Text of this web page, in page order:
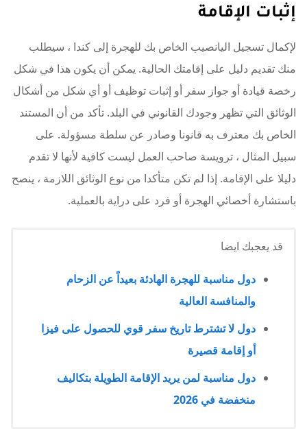
إثبات الإقامة
لإكمال تسجيل اليانصيب الخاص بك للهجرة إلى كندا ، سيطلب
منك تقديم دليل على إقامتك الحالية. يمكن أن يكون هذا في شكل
رخصة قيادة أو جواز سفر أو إثبات توظيف أو أي شكل من أشكال
الوثائق التي تظهر وجودك القانوني في البلد. تأكد من أن المستند
الخاص بك معترف به قانونا وصادر عن سلطة مسؤولة. على
سبيل المثال ، ترويسة صاحب العمل ليست كافية لأنها لا تقدم
دليلا على الإقامة. إذا لم تكن متأكدا من نوع الوثائق اللازمة ، ينصح
باستشارة أخصائي الهجرة أو فرد على دراية بالعملية.
قد يعجبك ايضا
دول مناسبة للهجرة الهادئة بعيداً عن الزحام
والمنافسة العالية
دول لا تشترط تاريخ سفر قوي للحصول على فيزا
أو إقامة قصيرة
دول مناسبة لمن يريد الإقامة الطويلة بتكاليف
منخفضة في 2026